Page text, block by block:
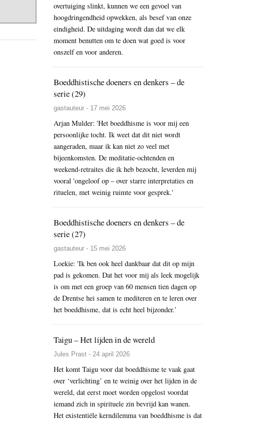
overtuiging slinkt, kunnen we een gevoel van
hoogdringendheid opwekken, als besef van onze
eindigheid. De uitdaging wordt dan dat we elk
moment benutten om te doen wat goed is voor
onszelf en voor anderen.
Boeddhistische doeners en denkers – de
serie (29)
gastauteur - 17 mei 2026
Arjan Mulder: 'Het boeddhisme is voor mij een
persoonlijke tocht. Ik weet dat dit niet wordt
aangeraden, maar ik kan niet zo veel met
bijeenkomsten. De meditatie-ochtenden en
weekend-retraites die ik heb bezocht, leverden mij
vooral 'ongeloof op – over starre interpretaties en
rituelen, met weinig ruimte voor gesprek.'
Boeddhistische doeners en denkers – de
serie (27)
gastauteur - 15 mei 2026
Loekie: 'Ik ben ook heel dankbaar dat dit op mijn
pad is gekomen. Dat het voor mij als leek mogelijk
is om met een groep van 60 mensen tien dagen op
de Drentse hei samen te mediteren en te leren over
het boeddhisme, dat is echt heel bijzonder.’
Taigu – Het lijden in de wereld
Jules Prast - 24 april 2026
Het komt Taigu voor dat boeddhisme te vaak gaat
over ‘verlichting’ en te weinig over het lijden in de
wereld, dat eerst moet worden opgelost voordat
iemand zich in spirituele zin bevrijd kan wanen.
Het existentiële kerndilemma van boeddhisme is dat